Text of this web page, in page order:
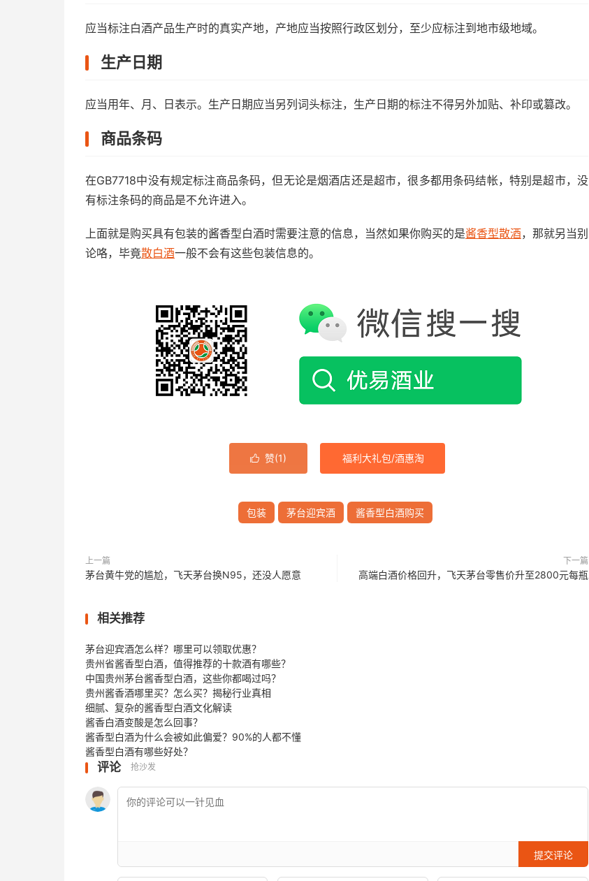
应当标注白酒产品生产时的真实产地，产地应当按照行政区划分，至少应标注到地市级地域。
生产日期
应当用年、月、日表示。生产日期应当另列词头标注，生产日期的标注不得另外加贴、补印或篡改。
商品条码
在GB7718中没有规定标注商品条码，但无论是烟酒店还是超市，很多都用条码结帐，特别是超市，没
有标注条码的商品是不允许进入。
上面就是购买具有包装的酱香型白酒时需要注意的信息，当然如果你购买的是酱香型散酒，那就另当别
论咯，毕竟散白酒一般不会有这些包装信息的。
 赞(1) 福利大礼包/酒惠淘
包装 茅台迎宾酒 酱香型白酒购买
上一篇
茅台黄牛党的尴尬，飞天茅台换N95，还没人愿意
下一篇
高端白酒价格回升，飞天茅台零售价升至2800元每瓶
相关推荐
茅台迎宾酒怎么样？哪里可以领取优惠？
贵州省酱香型白酒，值得推荐的十款酒有哪些？
中国贵州茅台酱香型白酒，这些你都喝过吗？
贵州酱香酒哪里买？怎么买？揭秘行业真相
细腻、复杂的酱香型白酒文化解读
酱香白酒变酸是怎么回事？
酱香型白酒为什么会被如此偏爱？90%的人都不懂
酱香型白酒有哪些好处？
评论 抢沙发
提交评论